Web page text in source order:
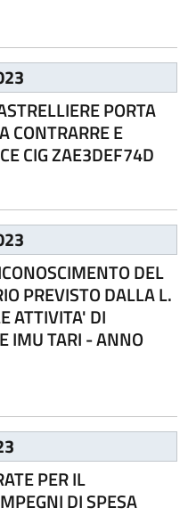
PORTA
CONTRARRE E
CIG ZAE3DEF74D
DEL
PREVISTO DALLA L.
ATTIVITA' DI
IMU TARI - ANNO
PER IL
DI SPESA